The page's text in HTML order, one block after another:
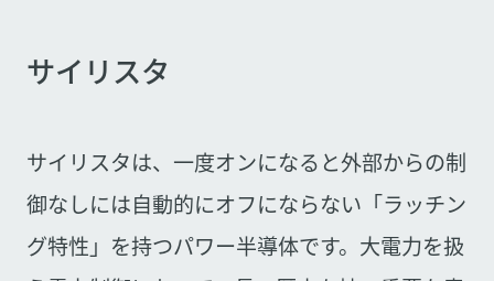
サイリスタ
サイリスタは、一度オンになると外部からの制
御なしには自動的にオフにならない「ラッチン
グ特性」を持つパワー半導体です。大電力を扱